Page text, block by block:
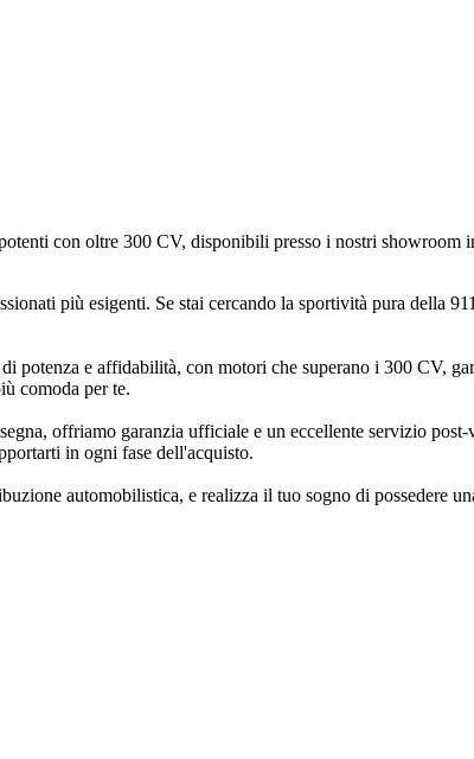
con oltre 300 CV, disponibili presso i nostri
più esigenti. Se stai cercando la sportività pura della
potenza e affidabilità, con motori che superano i 300 CV,
comoda per te.
offriamo garanzia ufficiale e un eccellente servizio
in ogni fase dell'acquisto.
automobilistica, e realizza il tuo sogno di possedere